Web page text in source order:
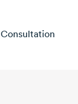
Consultation